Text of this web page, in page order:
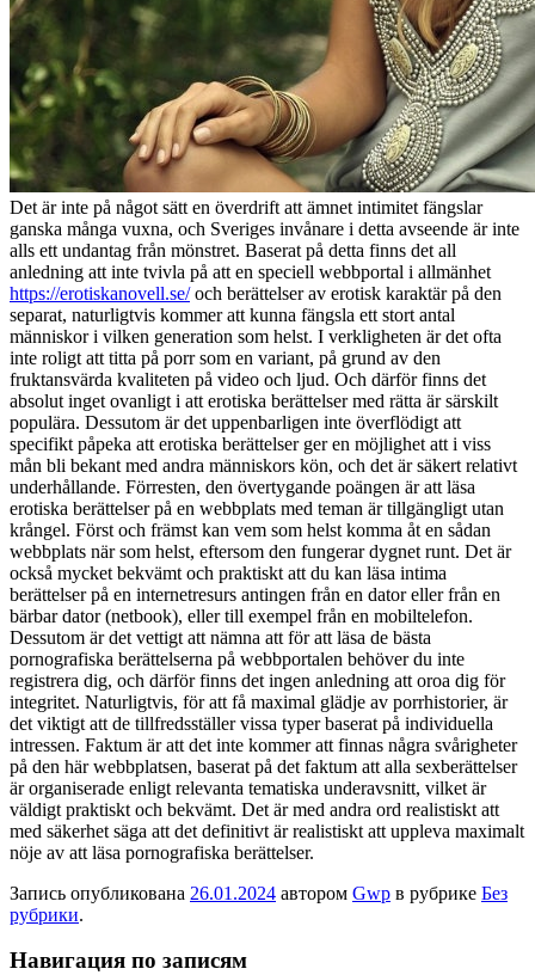
Det är inte på något sätt en överdrift att ämnet intimitet fängslar
ganska många vuxna, och Sveriges invånare i detta avseende är inte
alls ett undantag från mönstret. Baserat på detta finns det all
anledning att inte tvivla på att en speciell webbportal i allmänhet
https://erotiskanovell.se/och berättelser av erotisk karaktär på den
separat, naturligtvis kommer att kunna fängsla ett stort antal
människor i vilken generation som helst. I verkligheten är det ofta
inte roligt att titta på porr som en variant, på grund av den
fruktansvärda kvaliteten på video och ljud. Och därför finns det
absolut inget ovanligt i att erotiska berättelser med rätta är särskilt
populära. Dessutom är det uppenbarligen inte överflödigt att
specifikt påpeka att erotiska berättelser ger en möjlighet att i viss
mån bli bekant med andra människors kön, och det är säkert relativt
underhållande. Förresten, den övertygande poängen är att läsa
erotiska berättelser på en webbplats med teman är tillgängligt utan
krångel. Först och främst kan vem som helst komma åt en sådan
webbplats när som helst, eftersom den fungerar dygnet runt. Det är
också mycket bekvämt och praktiskt att du kan läsa intima
berättelser på en internetresurs antingen från en dator eller från en
bärbar dator (netbook), eller till exempel från en mobiltelefon.
Dessutom är det vettigt att nämna att för att läsa de bästa
pornografiska berättelserna på webbportalen behöver du inte
registrera dig, och därför finns det ingen anledning att oroa dig för
integritet. Naturligtvis, för att få maximal glädje av porrhistorier, är
det viktigt att de tillfredsställer vissa typer baserat på individuella
intressen. Faktum är att det inte kommer att finnas några svårigheter
på den här webbplatsen, baserat på det faktum att alla sexberättelser
är organiserade enligt relevanta tematiska underavsnitt, vilket är
väldigt praktiskt och bekvämt. Det är med andra ord realistiskt att
med säkerhet säga att det definitivt är realistiskt att uppleva maximalt
nöje av att läsa pornografiska berättelser.
Запись опубликована 26.01.2024 автором Gwp в рубрике Без
рубрики.
Навигация по записям